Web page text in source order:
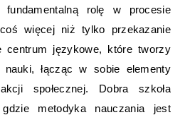
fundamentalną rolę w procesie
więcej niż tylko przekazanie
językowe, które tworzy
łącząc w sobie elementy
społecznej. Dobra szkoła
metodyka nauczania jest